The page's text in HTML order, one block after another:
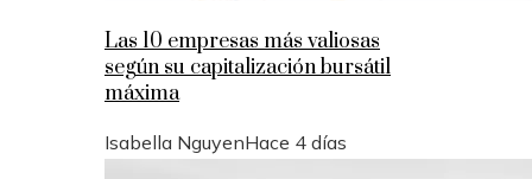
Las 10 empresas más valiosas
según su capitalización bursátil
máxima
Isabella NguyenHace 4 días